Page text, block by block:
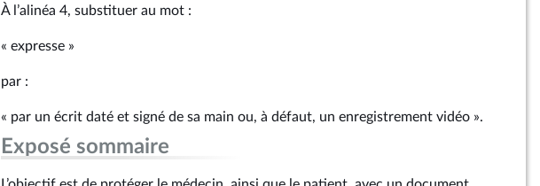
À l’alinéa 4, substituer au mot :
« expresse »
par :
« par un écrit daté et signé de sa main ou, à défaut, un enregistrement vidéo ».
Exposé sommaire